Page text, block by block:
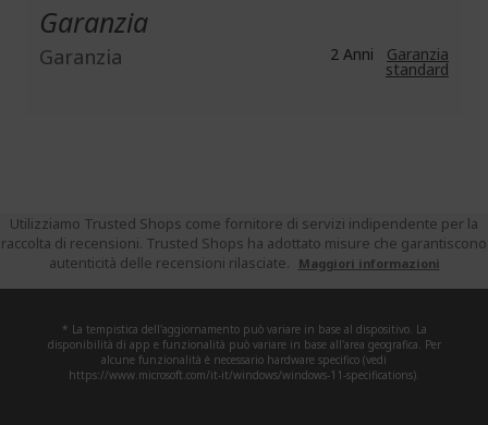
Garanzia
Garanzia 2 Anni Garanzia
standard
Utilizziamo Trusted Shops come fornitore di servizi indipendente per la
raccolta di recensioni. Trusted Shops ha adottato misure che garantiscono
autenticità delle recensioni rilasciate.
Maggiori informazioni
* La tempistica dell'aggiornamento può variare in base al dispositivo. La
disponibilità di app e funzionalità può variare in base all'area geografica. Per
alcune funzionalità è necessario hardware specifico (vedi
https://www.microsoft.com/it-it/windows/windows-11-specifications).